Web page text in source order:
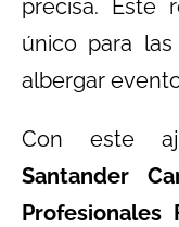
precisa. Este
único para
albergar
Con este
Santander
Profesionales